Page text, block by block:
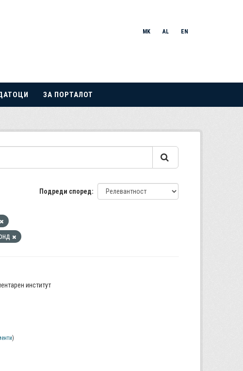
MK AL EN
ЗА ПОРТАЛОТ
Подреди според
институт
)